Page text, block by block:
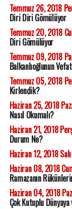
Temmuz 26, 2018
Diri Diri Gömülüyor
Temmuz 20, 2018
Diri Gömülüyor
Temmuz 09, 2018
Balkanlıoğlunun
Temmuz 05, 2018
Kirlendik?
Haziran 25, 2018
Nasıl Okumalı?
Haziran 21, 2018
Durum Ne?
Haziran 12, 2018 Salı
Haziran 08, 2018
Ramazanın
Haziran 04, 2018
Çok Kutuplu